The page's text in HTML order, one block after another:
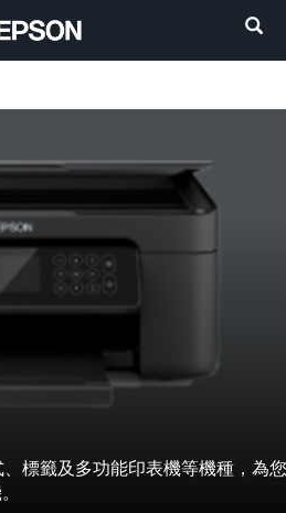
標籤及多功能印表機等機種，為您